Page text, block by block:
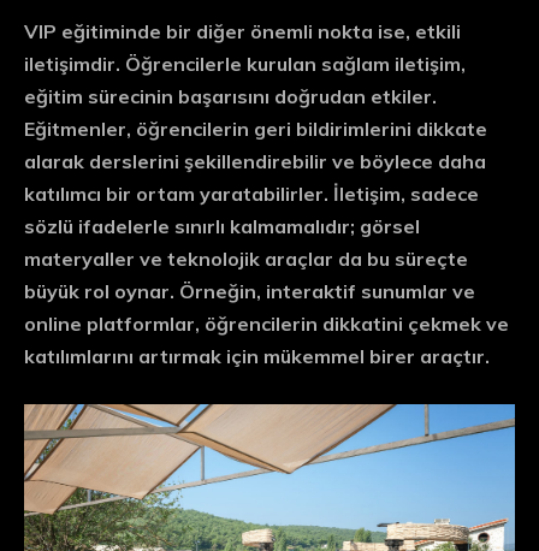
VIP eğitiminde bir diğer önemli nokta ise, etkili
iletişimdir. Öğrencilerle kurulan sağlam iletişim,
eğitim sürecinin başarısını doğrudan etkiler.
Eğitmenler, öğrencilerin geri bildirimlerini dikkate
alarak derslerini şekillendirebilir ve böylece daha
katılımcı bir ortam yaratabilirler. İletişim, sadece
sözlü ifadelerle sınırlı kalmamalıdır; görsel
materyaller ve teknolojik araçlar da bu süreçte
büyük rol oynar. Örneğin, interaktif sunumlar ve
online platformlar, öğrencilerin dikkatini çekmek ve
katılımlarını artırmak için mükemmel birer araçtır.